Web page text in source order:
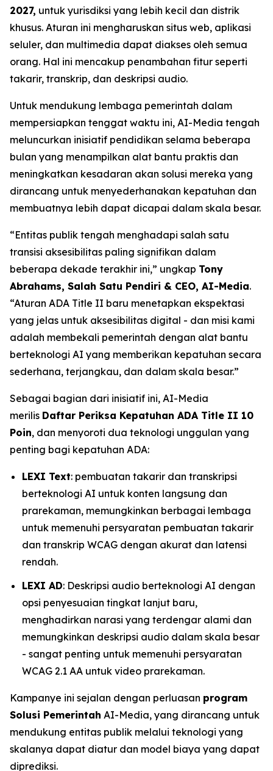
2027, untuk yurisdiksi yang lebih kecil dan distrik
khusus. Aturan ini mengharuskan situs web, aplikasi
seluler, dan multimedia dapat diakses oleh semua
orang. Hal ini mencakup penambahan fitur seperti
takarir, transkrip, dan deskripsi audio.
Untuk mendukung lembaga pemerintah dalam
mempersiapkan tenggat waktu ini, AI-Media tengah
meluncurkan inisiatif pendidikan selama beberapa
bulan yang menampilkan alat bantu praktis dan
meningkatkan kesadaran akan solusi mereka yang
dirancang untuk menyederhanakan kepatuhan dan
membuatnya lebih dapat dicapai dalam skala besar.
“Entitas publik tengah menghadapi salah satu
transisi aksesibilitas paling signifikan dalam
beberapa dekade terakhir ini,” ungkap Tony
Abrahams, Salah Satu Pendiri & CEO, AI-Media.
“Aturan ADA Title II baru menetapkan ekspektasi
yang jelas untuk aksesibilitas digital - dan misi kami
adalah membekali pemerintah dengan alat bantu
berteknologi AI yang memberikan kepatuhan secara
sederhana, terjangkau, dan dalam skala besar.”
Sebagai bagian dari inisiatif ini, AI-Media
merilis Daftar Periksa Kepatuhan ADA Title II 10
Poin, dan menyoroti dua teknologi unggulan yang
penting bagi kepatuhan ADA:
LEXI Text: pembuatan takarir dan transkripsi
berteknologi AI untuk konten langsung dan
prarekaman, memungkinkan berbagai lembaga
untuk memenuhi persyaratan pembuatan takarir
dan transkrip WCAG dengan akurat dan latensi
rendah.
LEXI AD: Deskripsi audio berteknologi AI dengan
opsi penyesuaian tingkat lanjut baru,
menghadirkan narasi yang terdengar alami dan
memungkinkan deskripsi audio dalam skala besar
- sangat penting untuk memenuhi persyaratan
WCAG 2.1 AA untuk video prarekaman.
Kampanye ini sejalan dengan perluasan program
Solusi Pemerintah AI-Media, yang dirancang untuk
mendukung entitas publik melalui teknologi yang
skalanya dapat diatur dan model biaya yang dapat
diprediksi.